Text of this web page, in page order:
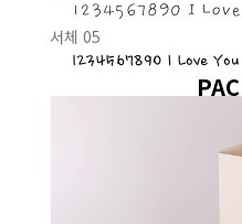
1234567890 I Love
서체 05
1234567890 I Love